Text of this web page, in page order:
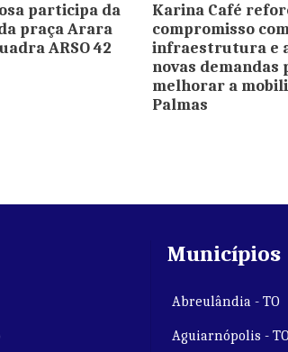
participa da
praça Arara
ARSO 42
Karina Café
compromisso
infraestrutura e
novas demandas
melhorar a
Palmas
Municípios
Abreulândia - TO
Aguiarnópolis - TO